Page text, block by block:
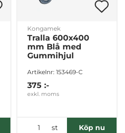
Kongamek
Tralla 600x400
mm Blå med
Gummihjul
Artikelnr: 153469-C
375 :-
exkl. moms
st Köp nu